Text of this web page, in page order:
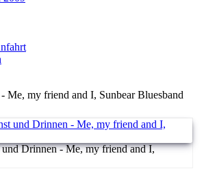
Me, my friend and I, Sunbear Bluesband
Drinnen - Me, my friend and I,